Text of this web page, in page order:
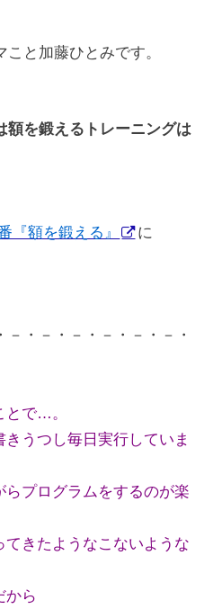
と加藤ひとみです。
額を鍛えるトレーニングは
『額を鍛える』
に
・－・－・－・－・－・
とで…。
うつし毎日実行していま
プログラムをするのが楽
きたようなこないような
から